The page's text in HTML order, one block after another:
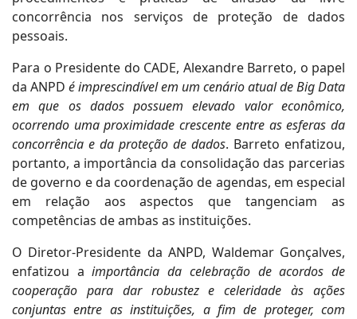
concorrência nos serviços de proteção de dados
pessoais.
Para o Presidente do CADE, Alexandre Barreto, o papel
da ANPD é imprescindível em um cenário atual de Big Data
em que os dados possuem elevado valor econômico,
ocorrendo uma proximidade crescente entre as esferas da
concorrência e da proteção de dados. Barreto enfatizou,
portanto, a importância da consolidação das parcerias
de governo e da coordenação de agendas, em especial
em relação aos aspectos que tangenciam as
competências de ambas as instituições.
O Diretor-Presidente da ANPD, Waldemar Gonçalves,
enfatizou aimportância da celebração de acordos de
cooperação para dar robustez e celeridade às ações
conjuntas entre as instituições, a fim de proteger, com